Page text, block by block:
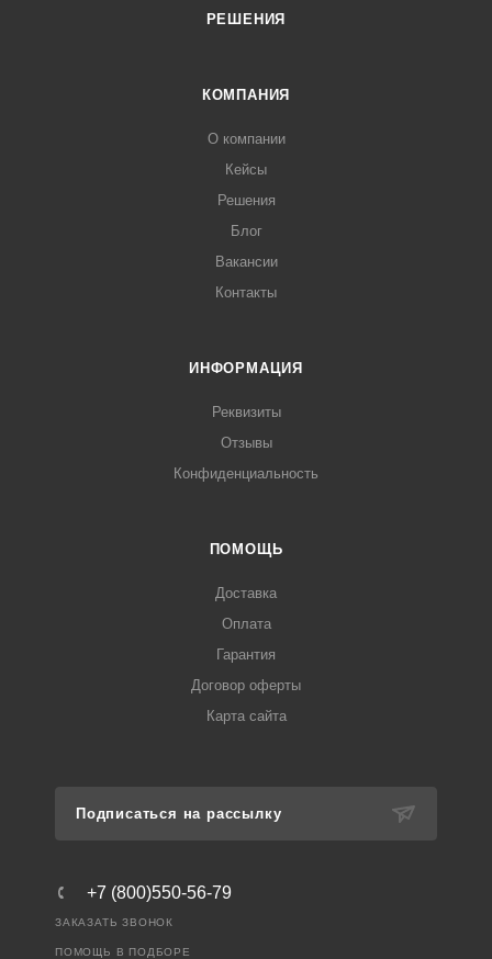
РЕШЕНИЯ
КОМПАНИЯ
О компании
Кейсы
Решения
Блог
Вакансии
Контакты
ИНФОРМАЦИЯ
Реквизиты
Отзывы
Конфиденциальность
ПОМОЩЬ
Доставка
Оплата
Гарантия
Договор оферты
Карта сайта
Подписаться на рассылку
+7 (800)550-56-79
ЗАКАЗАТЬ ЗВОНОК
ПОМОЩЬ В ПОДБОРЕ